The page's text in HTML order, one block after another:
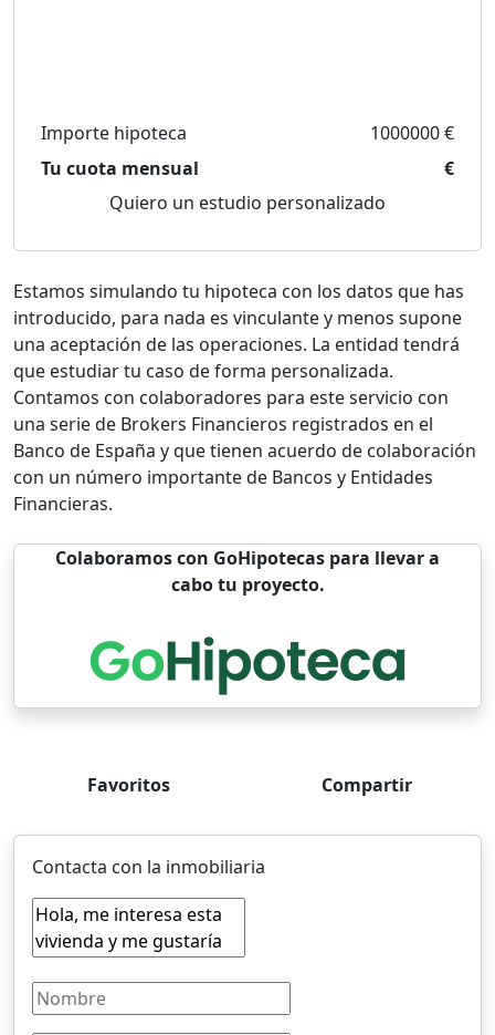
Importe hipoteca
1000000 €
Tu cuota mensual
€
Quiero un estudio personalizado
Estamos simulando tu hipoteca con los datos que has
introducido, para nada es vinculante y menos supone
una aceptación de las operaciones. La entidad tendrá
que estudiar tu caso de forma personalizada.
Contamos con colaboradores para este servicio con
una serie de Brokers Financieros registrados en el
Banco de España y que tienen acuerdo de colaboración
con un número importante de Bancos y Entidades
Financieras.
Colaboramos con GoHipotecas para llevar a
cabo tu proyecto.
Favoritos Compartir
Contacta con la inmobiliaria